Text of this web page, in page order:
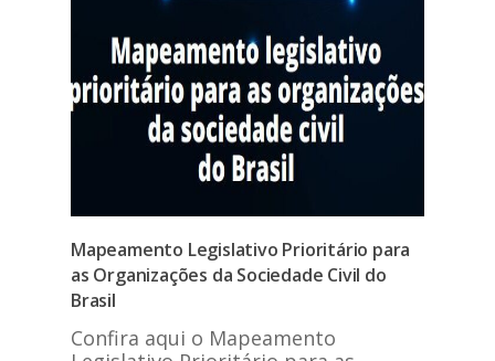
Mapeamento Legislativo Prioritário para
as Organizações da Sociedade Civil do
Brasil
Confira aqui o Mapeamento